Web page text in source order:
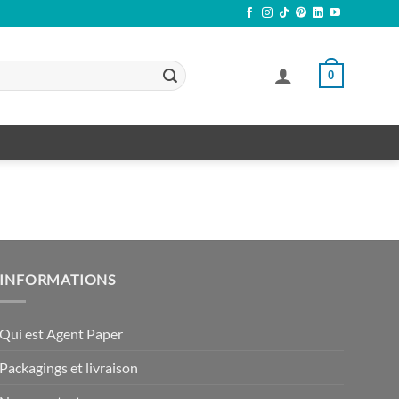
0
INFORMATIONS
Qui est Agent Paper
Packagings et livraison